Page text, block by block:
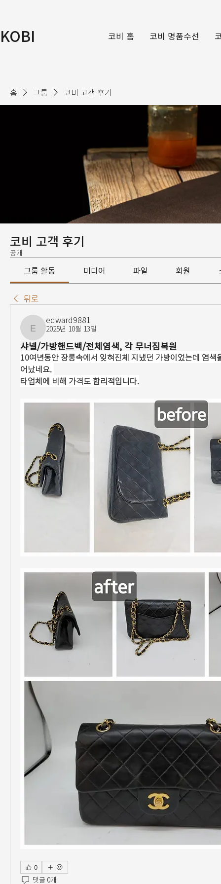
KOBI 코비 홈 코비 명품수선
홈 그룹 코비 고객 후기
코비 고객 후기
공개
그룹 활동 미디어 파일 회원
뒤로
edward9881
edward9881
2025년 10월 13일
샤넬/가방핸드백/전체염색, 각 무너짐복원
10여년동안 장롱속에서 잊혀진체 지냈던 가방이었는데 염색
어났네요.
타업체에 비해 가격도 합리적입니다.
0
댓글 0개